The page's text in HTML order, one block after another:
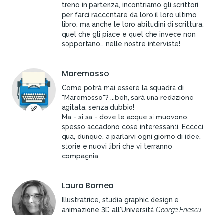
treno in partenza, incontriamo gli scrittori
per farci raccontare da loro il loro ultimo
libro, ma anche le loro abitudini di scrittura,
quel che gli piace e quel che invece non
sopportano… nelle nostre interviste!
Maremosso
Come potrà mai essere la squadra di
"Maremosso"? ...beh, sarà una redazione
agitata, senza dubbio!
Ma - si sa - dove le acque si muovono,
spesso accadono cose interessanti. Eccoci
qua, dunque, a parlarvi ogni giorno di idee,
storie e nuovi libri che vi terranno
compagnia
Laura Bornea
Illustratrice, studia graphic design e
animazione 3D all'Università George Enescu